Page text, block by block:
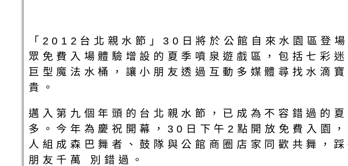
「2012台北親水節」30日將於公館自來水園區登
眾免費入場體驗增設的夏季噴泉遊戲區，包括七彩
巨型魔法水桶，讓小朋友透過互動多媒體尋找水滴
貴。
邁入第九個年頭的台北親水節，已成為不容錯過的
多。今年為慶祝開幕，30日下午2點開放免費入園
人組成森巴舞者、鼓隊與公館商圈店家同歡共舞，
朋友千萬 別錯過。